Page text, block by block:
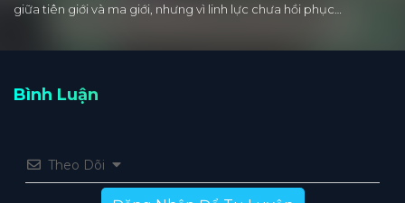
giữa tiên giới và ma giới, nhưng vì linh lực chưa hồi phục…
Bình Luận
Theo Dõi